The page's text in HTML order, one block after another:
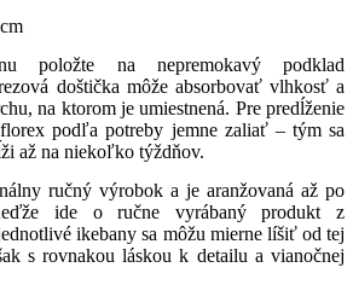
položte na nepremokavý podklad
doštička môže absorbovať vlhkosť a
na ktorom je umiestnená. Pre predĺženie
florex podľa potreby jemne zaliať – tým sa
až na niekoľko týždňov.
ručný výrobok a je aranžovaná až po
ide o ručne vyrábaný produkt z
ikebany sa môžu mierne líšiť od tej
s rovnakou láskou k detailu a vianočnej